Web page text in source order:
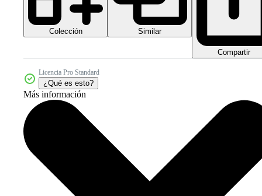
Colección Similar
Compartir
Licencia Pro Standard
¿Qué es esto?
Más información